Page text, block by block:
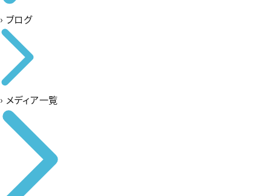
› ブログ
› メディア一覧